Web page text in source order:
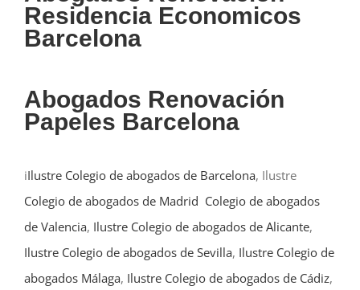
Residencia Economicos
Barcelona
Abogados Renovación
Papeles Barcelona
iIlustre Colegio de abogados de Barcelona, Ilustre
Colegio de abogados de Madrid Colegio de abogados
de Valencia, Ilustre Colegio de abogados de Alicante,
Ilustre Colegio de abogados de Sevilla, Ilustre Colegio de
abogados Málaga, Ilustre Colegio de abogados de Cádiz,